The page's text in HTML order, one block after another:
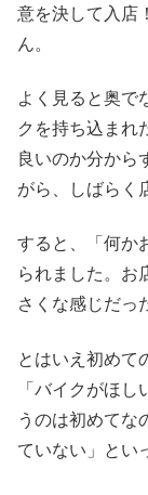
意を決して入店
ん。
よく見ると奥で
クを持ち込まれ
良いのか分から
がら、しばらく
すると、「何か
られました。お
さくな感じだっ
とはいえ初めて
「バイクがほ
うのは初めてな
ていない」とい